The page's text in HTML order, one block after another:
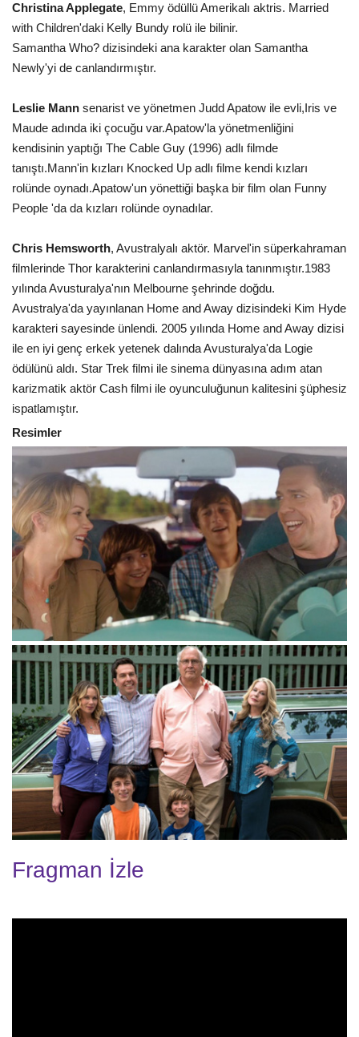
Christina Applegate, Emmy ödüllü Amerikalı aktris. Married
with Children'daki Kelly Bundy rolü ile bilinir.
Samantha Who? dizisindeki ana karakter olan Samantha
Newly'yi de canlandırmıştır.
Leslie Mann senarist ve yönetmen Judd Apatow ile evli,Iris ve
Maude adında iki çocuğu var.Apatow'la yönetmenliğini
kendisinin yaptığı The Cable Guy (1996) adlı filmde
tanıştı.Mann'in kızları Knocked Up adlı filme kendi kızları
rolünde oynadı.Apatow'un yönettiği başka bir film olan Funny
People 'da da kızları rolünde oynadılar.
Chris Hemsworth, Avustralyalı aktör. Marvel'in süperkahraman
filmlerinde Thor karakterini canlandırmasıyla tanınmıştır.1983
yılında Avusturalya'nın Melbourne şehrinde doğdu.
Avustralya'da yayınlanan Home and Away dizisindeki Kim Hyde
karakteri sayesinde ünlendi. 2005 yılında Home and Away dizisi
ile en iyi genç erkek yetenek dalında Avusturalya'da Logie
ödülünü aldı. Star Trek filmi ile sinema dünyasına adım atan
karizmatik aktör Cash filmi ile oyunculuğunun kalitesini şüphesiz
ispatlamıştır.
Resimler
Fragman İzle